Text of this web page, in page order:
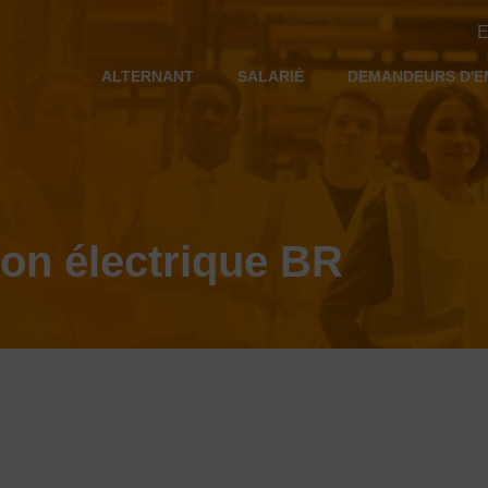
ALTERNANT SALARIÉ DEMANDEURS
électrique BR